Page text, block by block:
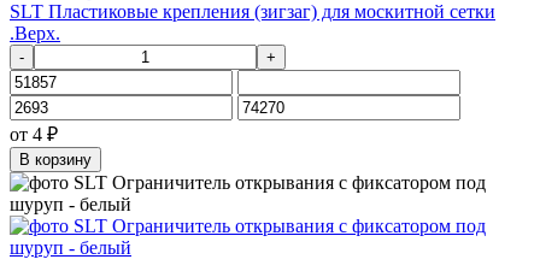
SLT Пластиковые крепления (зигзаг) для москитной сетки
.Верх.
- +
от 4 ₽
В корзину